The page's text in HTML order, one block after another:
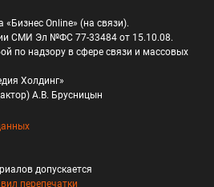
«Бизнес Online» (на связи).
СМИ Эл №ФС 77-33484 от 15.10.08.
по надзору в сфере связи и массовых
Холдинг»
А.В. Брусницын
допускается
перепечатки